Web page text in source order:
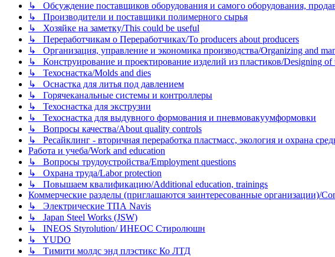
↳ Обсуждение поставщиков оборудования и самого оборудования,
↳ Производители и поставщики полимерного сырья
↳ Хозяйке на заметку/This could be useful
↳ Переработчикам о Переработчиках/To producers about producers
↳ Организация, управление и экономика производства/Organizing and
↳ Конструирование и проектирование изделий из пластиков/Designing of
↳ Техоснастка/Molds and dies
↳ Оснастка для литья под давлением
↳ Горячеканальные системы и контроллеры
↳ Техоснастка для экструзии
↳ Техоснастка для выдувного формования и пневмовакуумформовки
↳ Вопросы качества/About quality controls
↳ Ресайклинг - вторичная переработка пластмасс, экология и охрана
Работа и учеба/Work and education
↳ Вопросы трудоустройства/Employment questions
↳ Охрана труда/Labor protection
↳ Повышаем квалификацию/Additional education, trainings
Коммерческие разделы (приглашаются заинтересованные организации)/
↳ Электрические ТПА Navis
↳ Japan Steel Works (JSW)
↳ INEOS Styrolution/ ИНЕОС Стиролюшн
↳ YUDO
↳ Тимити молдс энд плэстикс Ко ЛТД